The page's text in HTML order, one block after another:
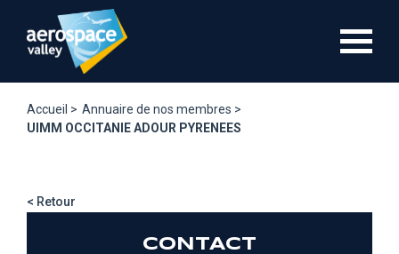
contenu
Accueil > Annuaire de nos membres >
UIMM OCCITANIE ADOUR PYRENEES
< Retour
CONTACT